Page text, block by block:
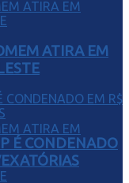
ATIRA EM
É CONDENADO